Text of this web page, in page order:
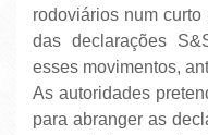
rodoviários num
das declarações
esses movimentos,
As autoridades
para abranger as